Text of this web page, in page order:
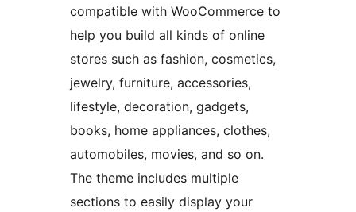
compatible with WooCommerce to
help you build all kinds of online
stores such as fashion, cosmetics,
jewelry, furniture, accessories,
lifestyle, decoration, gadgets,
books, home appliances, clothes,
automobiles, movies, and so on.
The theme includes multiple
sections to easily display your